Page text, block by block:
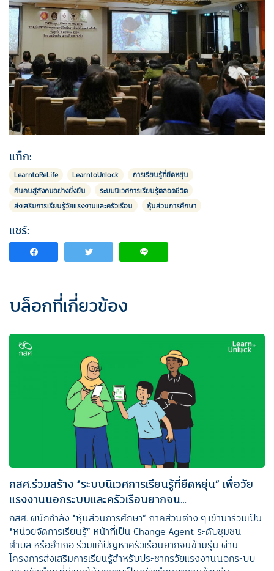
แท็ก:
LearntoReLife LearntoUnlock
การเรียนรู้ที่ยืดหยุ่น
คืนคนสู่สังคมอย่างยั่งยืน
ระบบนิเวศการเรียนรู้ตลอดชีวิต
ส่งเสริมการเรียนรู้วัยแรงงานและครัวเรือน
หุ้นส่วนการศึกษา
แชร์:
บล็อกที่เกี่ยวข้อง
กสศ.ร่วมสร้าง “ระบบนิเวศการเรียนรู้ที่ยืดหยุ่น” เพื่อวัย
แรงงานนอกระบบและครัวเรือนยากจน…
กสศ. ผนึกกำลัง “หุ้นส่วนการศึกษา” ภาคส่วนต่าง ๆ เข้ามาร่วมเป็น
“หน่วยจัดการเรียนรู้” หน้าที่เป็น Change Agent ระดับชุมชน
ตำบล หรืออำเภอ ร่วมแก้ปัญหาครัวเรือนยากจนข้ามรุ่น ผ่าน
โครงการส่งเสริมการเรียนรู้สำหรับประชากรวัยแรงงานนอกระบบ